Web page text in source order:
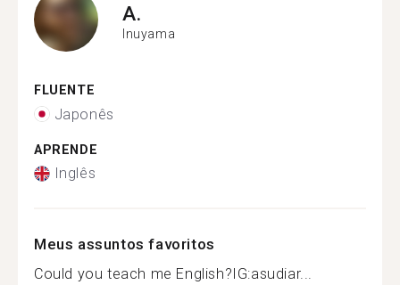
A.
Inuyama
FLUENTE
Japonês
APRENDE
Inglês
Meus assuntos favoritos
Could you teach me English?IG:asudiar...